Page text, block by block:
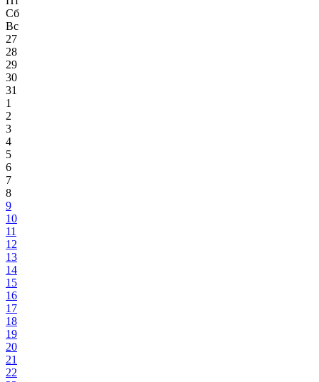
Сб
Вс
27
28
29
30
31
1
2
3
4
5
6
7
8
9
10
11
12
13
14
15
16
17
18
19
20
21
22